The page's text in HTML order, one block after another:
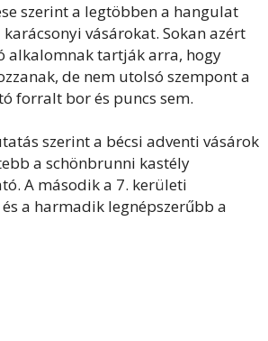
szerint a legtöbben a hangulat
vásárokat. Sokan azért
alkalomnak tartják arra, hogy
de nem utolsó szempont a
forralt bor és puncs sem.
szerint a bécsi adventi vásárok
a schönbrunni kastély
A második a 7. kerületi
a harmadik legnépszerűbb a